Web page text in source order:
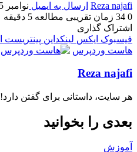
Reza najafi ارسال به ایمیل نوامبر 25, 2024
0
زمان تقریبی مطالعه 5 دقیقه
اشتراک گذاری
فیسبوک ایکس لینکداین پینتریست
هاست وردپرس
Reza najafi
هر سایت، داستانی برای گفتن دارد!
بعدی را بخوانید
آموزش